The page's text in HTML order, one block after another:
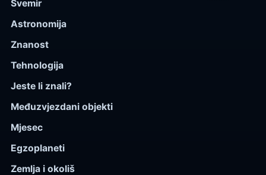
Svemir
Astronomija
Znanost
Tehnologija
Jeste li znali?
Međuzvjezdani objekti
Mjesec
Egzoplaneti
Zemlja i okoliš